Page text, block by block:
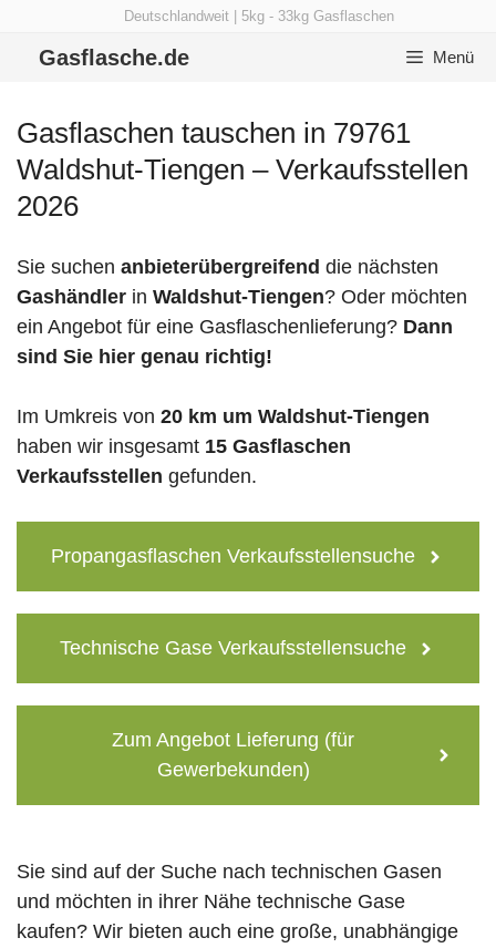
Deutschlandweit | 5kg - 33kg Gasflaschen
Gasflasche.de Menü
Gasflaschen tauschen in 79761
Waldshut-Tiengen – Verkaufsstellen
2026
Sie suchen anbieterübergreifend die nächsten
Gashändler in Waldshut-Tiengen? Oder möchten
ein Angebot für eine Gasflaschenlieferung? Dann
sind Sie hier genau richtig!
Im Umkreis von 20 km um Waldshut-Tiengen
haben wir insgesamt 15 Gasflaschen
Verkaufsstellen gefunden.
Propangasflaschen Verkaufsstellensuche
Technische Gase Verkaufsstellensuche
Zum Angebot Lieferung (für
Gewerbekunden)
Sie sind auf der Suche nach technischen Gasen
und möchten in ihrer Nähe technische Gase
kaufen? Wir bieten auch eine große, unabhängige